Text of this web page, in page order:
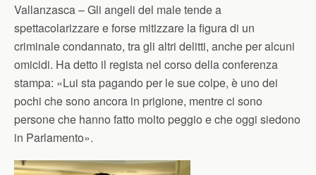
Vallanzasca – Gli angeli del male tende a
spettacolarizzare e forse mitizzare la figura di un
criminale condannato, tra gli altri delitti, anche per alcuni
omicidi. Ha detto il regista nel corso della conferenza
stampa: «Lui sta pagando per le sue colpe, è uno dei
pochi che sono ancora in prigione, mentre ci sono
persone che hanno fatto molto peggio e che oggi siedono
in Parlamento».